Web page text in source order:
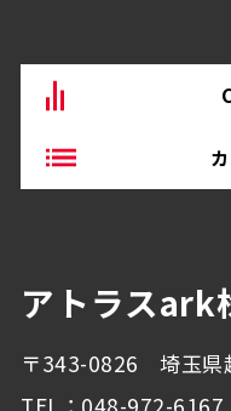
アトラスark
〒343-0826 埼玉県